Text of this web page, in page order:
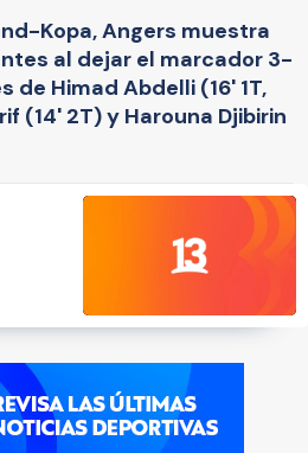
Kopa, Angers muestra
al dejar el marcador 3-
de Himad Abdelli (16' 1T,
(14' 2T) y Harouna Djibirin